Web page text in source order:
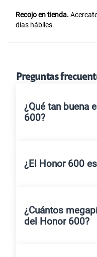
Recojo en tienda.
días hábiles.
Preguntas
¿Qué tan buena
600?
¿El Honor 600
¿Cuántos
del Honor 600?